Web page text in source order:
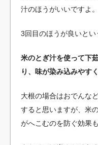
汁のほうがいいですよ。
3回目のほうが良いとい
米のとぎ汁を使って下
り、味が染み込みやす
大根の場合はおでんな
すると思いますが、米
がへこむのを防ぐ効果